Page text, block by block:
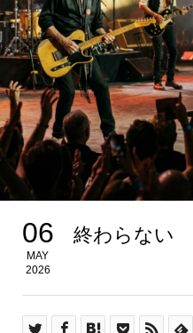
06
MAY
2026
終わらない